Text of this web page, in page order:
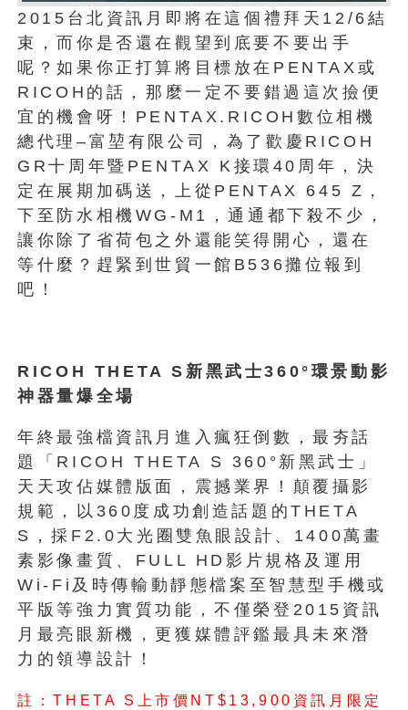
2015台北資訊月即將在這個禮拜天12/6結
束，而你是否還在觀望到底要不要出手
呢？如果你正打算將目標放在PENTAX或
RICOH的話，那麼一定不要錯過這次撿便
宜的機會呀！PENTAX.RICOH數位相機
總代理–富堃有限公司，為了歡慶RICOH
GR十周年暨PENTAX K接環40周年，決
定在展期加碼送，上從PENTAX 645 Z，
下至防水相機WG-M1，通通都下殺不少，
讓你除了省荷包之外還能笑得開心，還在
等什麼？趕緊到世貿一館B536攤位報到
吧！
RICOH THETA S新黑武士360°環景動影
神器量爆全場
年終最強檔資訊月進入瘋狂倒數，最夯話
題「RICOH THETA S 360°新黑武士」
天天攻佔媒體版面，震撼業界！顛覆攝影
規範，以360度成功創造話題的THETA
S，採F2.0大光圈雙魚眼設計、1400萬畫
素影像畫質、FULL HD影片規格及運用
Wi-Fi及時傳輸動靜態檔案至智慧型手機或
平版等強力實質功能，不僅榮登2015資訊
月最亮眼新機，更獲媒體評鑑最具未來潛
力的領導設計！
註：THETA S上市價NT$13,900資訊月限定